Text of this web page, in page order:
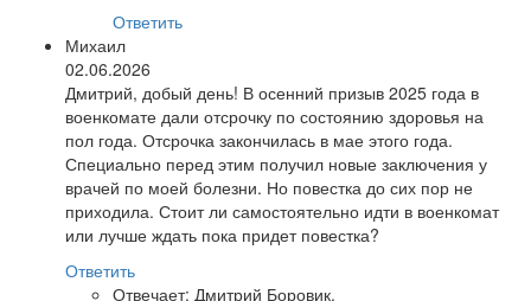
Ответить
Михаил
02.06.2026
Дмитрий, добый день! В осенний призыв 2025 года в
военкомате дали отсрочку по состоянию здоровья на
пол года. Отсрочка закончилась в мае этого года.
Специально перед этим получил новые заключения у
врачей по моей болезни. Но повестка до сих пор не
приходила. Стоит ли самостоятельно идти в военкомат
или лучше ждать пока придет повестка?
Ответить
Отвечает: Дмитрий Боровик.